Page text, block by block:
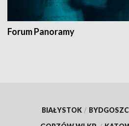
Forum Panoramy
BIAŁYSTOK /